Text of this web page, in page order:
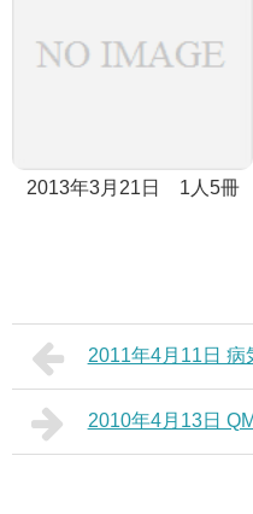
2013年3月21日 1人5冊
2011年4月11日 病
2010年4月13日